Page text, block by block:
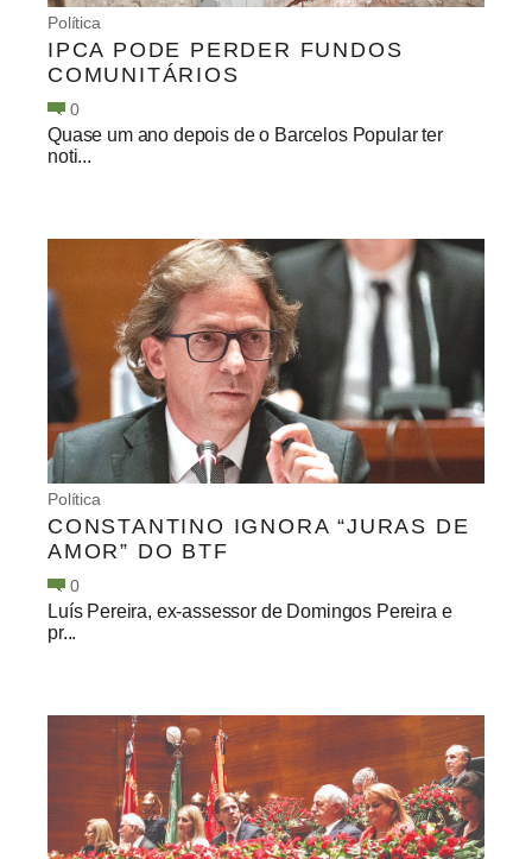
Política
IPCA PODE PERDER FUNDOS
COMUNITÁRIOS
0
Quase um ano depois de o Barcelos Popular ter
noti...
Política
CONSTANTINO IGNORA “JURAS DE
AMOR” DO BTF
0
Luís Pereira, ex-assessor de Domingos Pereira e
pr...